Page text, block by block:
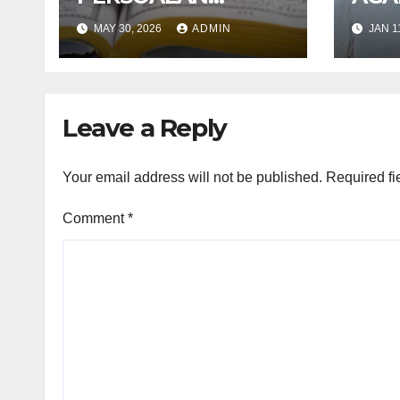
BERHUKUM
DENGAN SELAIN
HUKUM ALLAH
KITAB AT-TAUHID
MAY 30, 2026 ADMIN
i
JAN
Leave a Reply
Your email address will not be published. Required
Comment*